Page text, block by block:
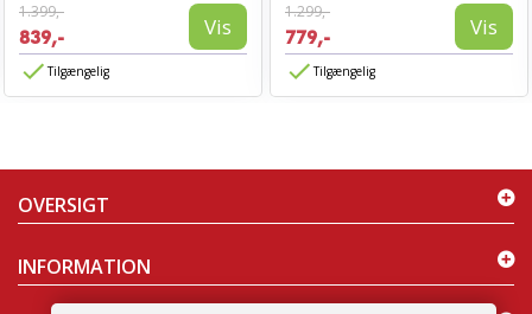
1.399,-
839,- Vis
Tilgængelig
1.299,-
779,- Vis
Tilgængelig
OVERSIGT
INFORMATION